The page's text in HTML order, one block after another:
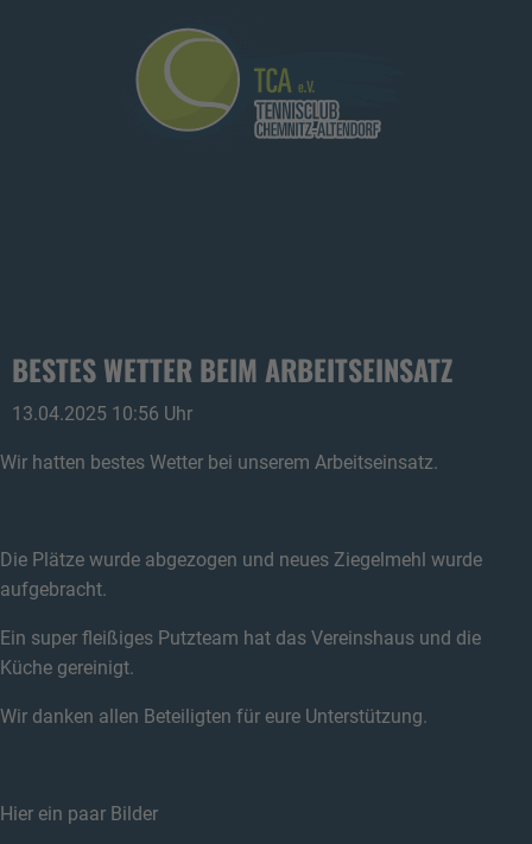
BESTES WETTER BEIM ARBEITSEINSATZ
13.04.2025 10:56 Uhr
Wir hatten bestes Wetter bei unserem Arbeitseinsatz.
Die Plätze wurde abgezogen und neues Ziegelmehl wurde
aufgebracht.
Ein super fleißiges Putzteam hat das Vereinshaus und die
Küche gereinigt.
Wir danken allen Beteiligten für eure Unterstützung.
Hier ein paar Bilder